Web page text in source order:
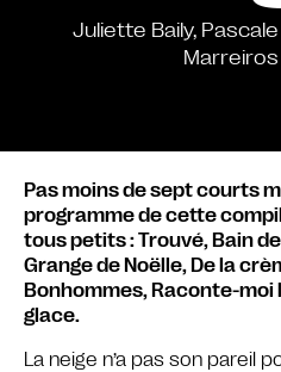
Juliette Baily,
Pas moins de sept courts
programme de cette
tous petits : Trouvé, Bain
Grange de Noëlle, De la
Bonhommes, Raconte-moi
glace.
La neige n’a pas son pareil